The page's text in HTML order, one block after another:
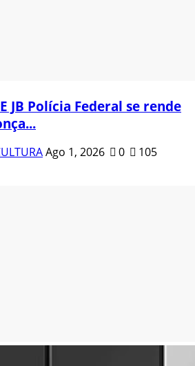
JB Polícia Federal se rende
Ago 1, 2026 0 105